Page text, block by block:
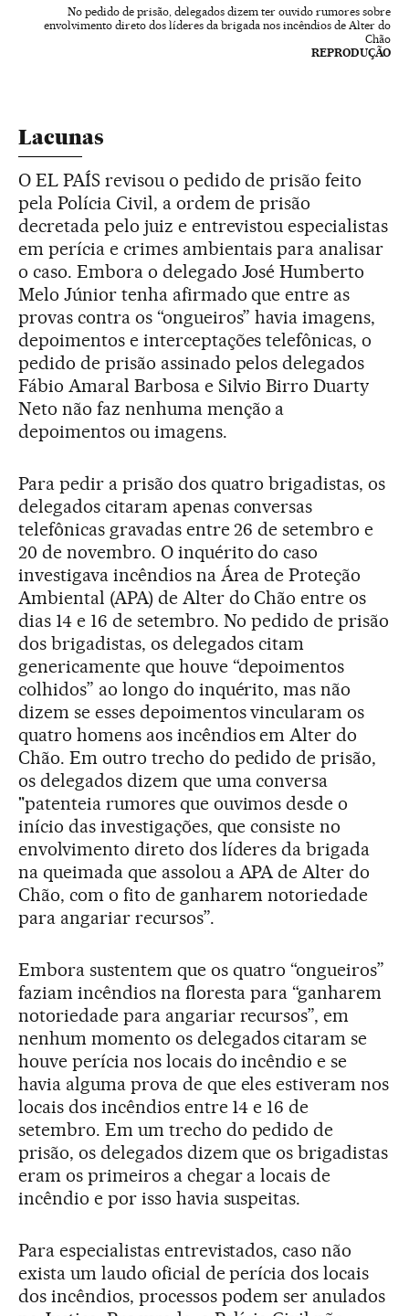
No pedido de prisão, delegados dizem ter ouvido rumores sobre
envolvimento direto dos líderes da brigada nos incêndios de Alter do
Chão
REPRODUÇÃO
Lacunas
O EL PAÍS revisou o pedido de prisão feito
pela Polícia Civil, a ordem de prisão
decretada pelo juiz e entrevistou especialistas
em perícia e crimes ambientais para analisar
o caso. Embora o delegado José Humberto
Melo Júnior tenha afirmado que entre as
provas contra os “ongueiros” havia imagens,
depoimentos e interceptações telefônicas, o
pedido de prisão assinado pelos delegados
Fábio Amaral Barbosa e Silvio Birro Duarty
Neto não faz nenhuma menção a
depoimentos ou imagens.
Para pedir a prisão dos quatro brigadistas, os
delegados citaram apenas conversas
telefônicas gravadas entre 26 de setembro e
20 de novembro. O inquérito do caso
investigava incêndios na Área de Proteção
Ambiental (APA) de Alter do Chão entre os
dias 14 e 16 de setembro. No pedido de prisão
dos brigadistas, os delegados citam
genericamente que houve “depoimentos
colhidos” ao longo do inquérito, mas não
dizem se esses depoimentos vincularam os
quatro homens aos incêndios em Alter do
Chão. Em outro trecho do pedido de prisão,
os delegados dizem que uma conversa
"patenteia rumores que ouvimos desde o
início das investigações, que consiste no
envolvimento direto dos líderes da brigada
na queimada que assolou a APA de Alter do
Chão, com o fito de ganharem notoriedade
para angariar recursos”.
Embora sustentem que os quatro “ongueiros”
faziam incêndios na floresta para “ganharem
notoriedade para angariar recursos”, em
nenhum momento os delegados citaram se
houve perícia nos locais do incêndio e se
havia alguma prova de que eles estiveram nos
locais dos incêndios entre 14 e 16 de
setembro. Em um trecho do pedido de
prisão, os delegados dizem que os brigadistas
eram os primeiros a chegar a locais de
incêndio e por isso havia suspeitas.
Para especialistas entrevistados, caso não
exista um laudo oficial de perícia dos locais
dos incêndios, processos podem ser anulados